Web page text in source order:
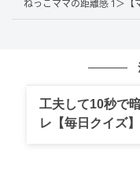
ねっこママの距離感 1＞【
工夫して10秒で
レ【毎日クイズ】